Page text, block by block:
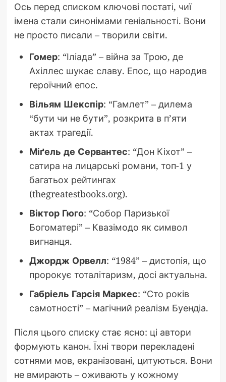
Ось перед списком ключові постаті, чиї
імена стали синонімами геніальності. Вони
не просто писали – творили світи.
Гомер: “Іліада” – війна за Трою, де
Ахіллес шукає славу. Епос, що народив
героїчний епос.
Вільям Шекспір: “Гамлет” – дилема
“бути чи не бути”, розкрита в п’яти
актах трагедії.
Міґель де Сервантес: “Дон Кіхот” –
сатира на лицарські романи, топ-1 у
багатьох рейтингах
(thegreatestbooks.org).
Віктор Гюго: “Собор Паризької
Богоматері” – Квазімодо як символ
вигнанця.
Джордж Орвелл: “1984” – дистопія, що
пророкує тоталітаризм, досі актуальна.
Габріель Гарсія Маркес: “Сто років
самотності” – магічний реалізм Буендіа.
Після цього списку стає ясно: ці автори
формують канон. Їхні твори перекладені
сотнями мов, екранізовані, цитуються. Вони
не вмирають – оживають у кожному